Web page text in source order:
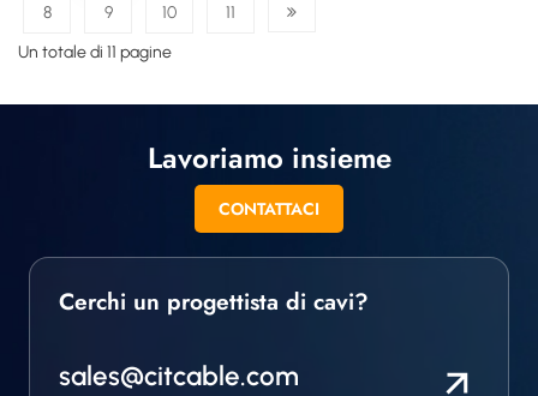
8 9 10
11
Un totale di 11 pagine
Lavoriamo insieme
CONTATTACI
Cerchi un progettista di cavi?
sales@citcable.com